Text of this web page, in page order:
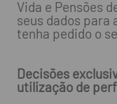
Vida e Pensões
seus dados para
tenha pedido o
Decisões
utilização de